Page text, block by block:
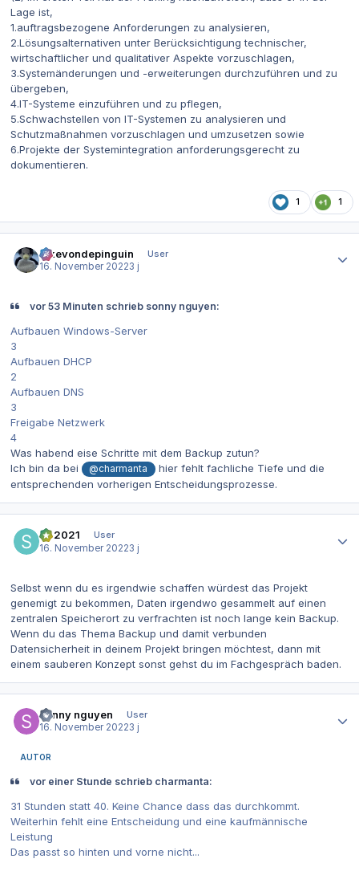
Lage ist,
1.auftragsbezogene Anforderungen zu analysieren,
2.Lösungsalternativen unter Berücksichtigung technischer,
wirtschaftlicher und qualitativer Aspekte vorzuschlagen,
3.Systemänderungen und -erweiterungen durchzuführen und zu
übergeben,
4.IT-Systeme einzuführen und zu pflegen,
5.Schwachstellen von IT-Systemen zu analysieren und
Schutzmaßnahmen vorzuschlagen und umzusetzen sowie
6.Projekte der Systemintegration anforderungsgerecht zu
dokumentieren.
1 1
ickevondepinguin
User
16. November 20223 j
vor 53 Minuten schrieb sonny nguyen:
Aufbauen Windows-Server
3
Aufbauen DHCP
2
Aufbauen DNS
3
Freigabe Netzwerk
4
Was habend eise Schritte mit dem Backup zutun?
Ich bin da bei
@charmanta
hier fehlt fachliche Tiefe und die
entsprechenden vorherigen Entscheidungsprozesse.
SR2021
User
16. November 20223 j
Selbst wenn du es irgendwie schaffen würdest das Projekt
genemigt zu bekommen, Daten irgendwo gesammelt auf einen
zentralen Speicherort zu verfrachten ist noch lange kein Backup.
Wenn du das Thema Backup und damit verbunden
Datensicherheit in deinem Projekt bringen möchtest, dann mit
einem sauberen Konzept sonst gehst du im Fachgespräch baden.
sonny nguyen
User
16. November 20223 j
AUTOR
vor einer Stunde schrieb charmanta:
31 Stunden statt 40. Keine Chance dass das durchkommt.
Weiterhin fehlt eine Entscheidung und eine kaufmännische
Leistung
Das passt so hinten und vorne nicht...